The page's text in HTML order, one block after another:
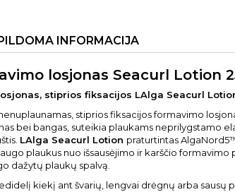
INFORMACIJA
losjonas Seacurl Lotion
stiprios fiksacijos LAlga Seacurl
stiprios fiksacijos formavimo
bei bangas, suteikia plaukams neprilygstamo
LAlga Seacurl Lotion praturtintas
plaukus nuo išsausėjimo ir karščio
dažytų plaukų spalvą.
kiekį ant švarių, lengvai drėgnų arba sausų